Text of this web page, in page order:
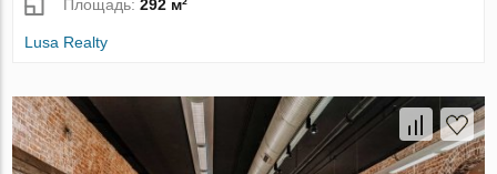
Площадь:292 м²
Lusa Realty